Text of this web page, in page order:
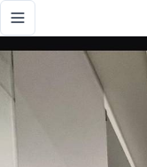
Toggle navigation
¡Oficina Ejecutiva en